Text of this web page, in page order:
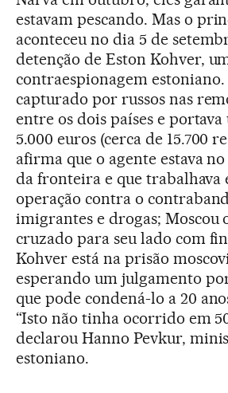
estavam pescando. Mas o
aconteceu no dia 5 de
detenção de Eston Kohver,
contraespionagem
capturado por russos nas
entre os dois países e
5.000 euros (cerca de 15.700
afirma que o agente estava
da fronteira e que trabalhava
operação contra o
imigrantes e drogas; Moscou
cruzado para seu lado com
Kohver está na prisão
esperando um julgamento
que pode condená-lo a 20
“Isto não tinha ocorrido em
declarou Hanno Pevkur,
estoniano.